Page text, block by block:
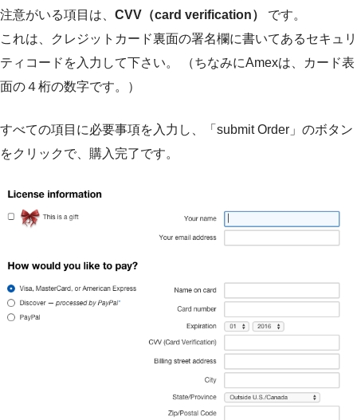
注意がいる項目は、 CVV（card verification）
です。
これは、クレジットカード裏面の署名欄に書いてあるセキュリ
ティコードを入力して下さい。 （ちなみにAmexは、カード表
面の４桁の数字です。）
すべての項目に必要事項を入力し、「submit Order」のボタン
をクリックで、購入完了です。